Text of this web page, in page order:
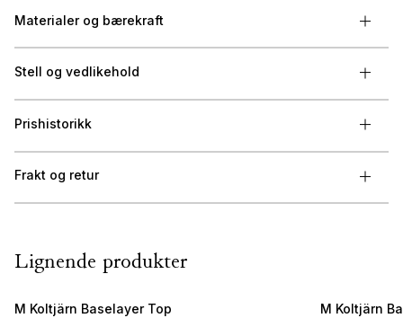
Materialer og bærekraft
Stell og vedlikehold
Prishistorikk
Frakt og retur
Lignende produkter
M Koltjärn Baselayer Top M Koltjärn